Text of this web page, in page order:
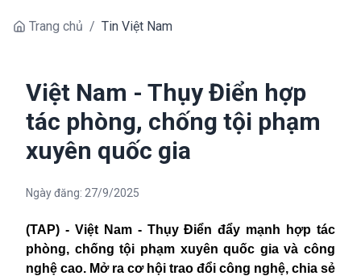
Trang chủ / Tin Việt Nam
Việt Nam - Thụy Điển hợp
tác phòng, chống tội phạm
xuyên quốc gia
Ngày đăng: 27/9/2025
(TAP) - Việt Nam - Thụy Điển đẩy mạnh hợp tác
phòng, chống tội phạm xuyên quốc gia và công
nghệ cao. Mở ra cơ hội trao đổi công nghệ, chia sẻ